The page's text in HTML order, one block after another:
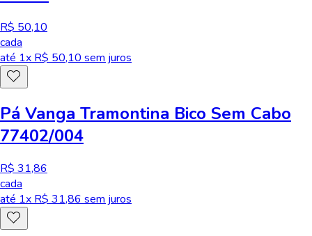
R$ 50,10
cada
até 1x R$ 50,10 sem juros
Pá Vanga Tramontina Bico Sem Cabo
77402/004
R$ 31,86
cada
até 1x R$ 31,86 sem juros